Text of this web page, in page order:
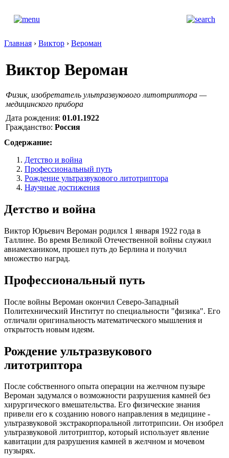
Главная › Виктор › Вероман
Виктор Вероман
Физик, изобретатель ультразвукового литотриптора —
медицинского прибора
Дата рождения: 01.01.1922
Гражданство: Россия
Содержание:
Детство и война
Профессиональный путь
Рождение ультразвукового литотриптора
Научные достижения
Детство и война
Виктор Юрьевич Вероман родился 1 января 1922 года в
Таллине. Во время Великой Отечественной войны служил
авиамехаником, прошел путь до Берлина и получил
множество наград.
Профессиональный путь
После войны Вероман окончил Северо-Западный
Политехнический Институт по специальности "физика". Его
отличали оригинальность математического мышления и
открытость новым идеям.
Рождение ультразвукового
литотриптора
После собственного опыта операции на желчном пузыре
Вероман задумался о возможности разрушения камней без
хирургического вмешательства. Его физические знания
привели его к созданию нового направления в медицине -
ультразвуковой экстракорпоральной литотрипсии. Он изобрел
ультразвуковой литотриптор, который использует явление
кавитации для разрушения камней в желчном и мочевом
пузырях.